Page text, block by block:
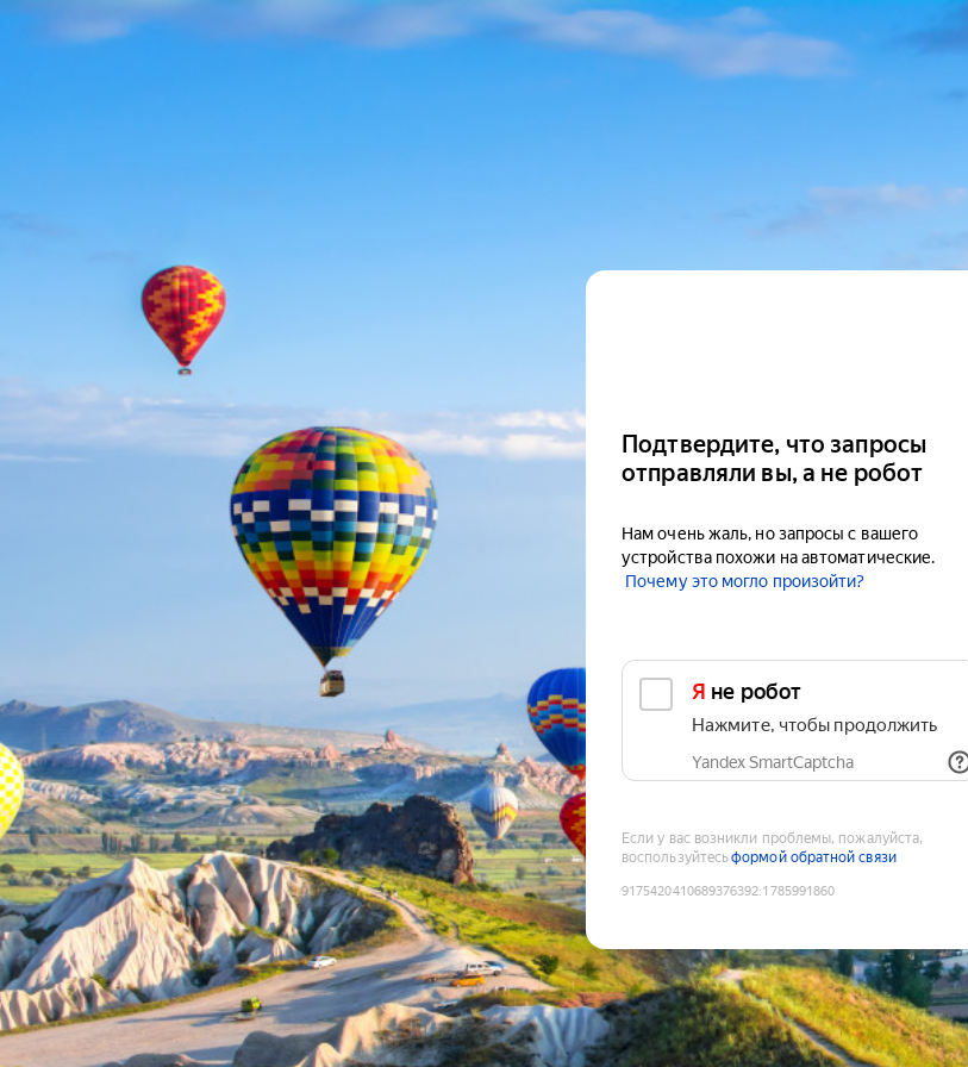
Подтвердите, что запросы
отправляли вы, а не робот
Нам очень жаль, но запросы с вашего
устройства похожи на автоматические.
Почему это могло произойти?
Я не робот
Нажмите, чтобы продолжить
Yandex SmartCaptcha
Если у вас возникли проблемы, пожалуйста,
воспользуйтесьформой обратной связи
9175420410689376392:1785991860